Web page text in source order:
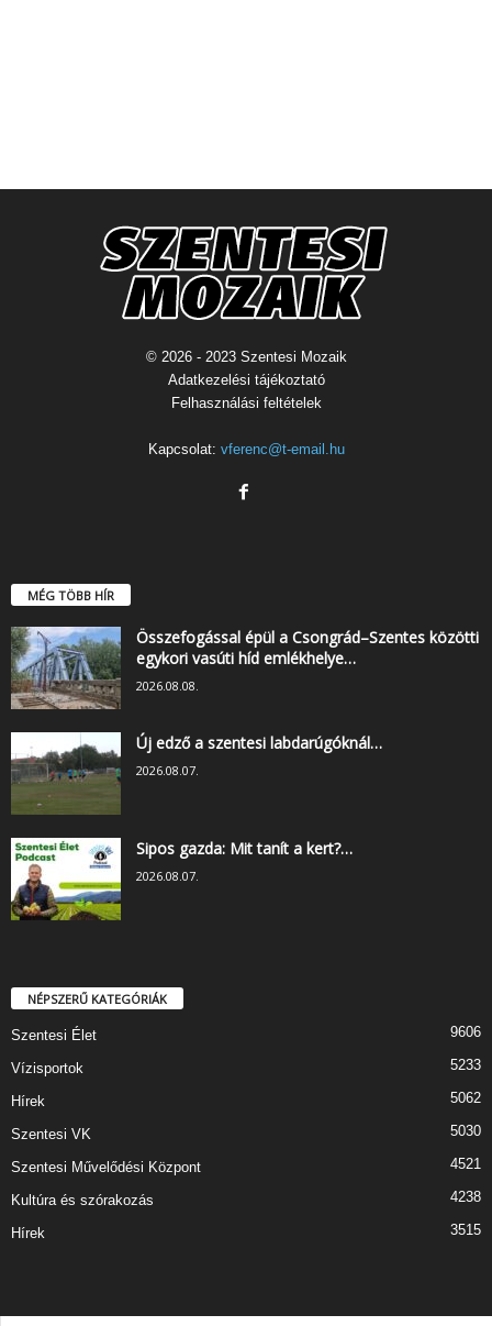
© 2026 - 2023 Szentesi Mozaik
Adatkezelési tájékoztató
Felhasználási feltételek
Kapcsolat: vferenc@t-email.hu
MÉG TÖBB HÍR
Összefogással épül a Csongrád–Szentes közötti
egykori vasúti híd emlékhelye…
2026.08.08.
Új edző a szentesi labdarúgóknál…
2026.08.07.
Sipos gazda: Mit tanít a kert?…
2026.08.07.
NÉPSZERŰ KATEGÓRIÁK
Szentesi Élet 9606
Vízisportok 5233
Hírek 5062
Szentesi VK 5030
Szentesi Művelődési Központ 4521
Kultúra és szórakozás 4238
Hírek 3515